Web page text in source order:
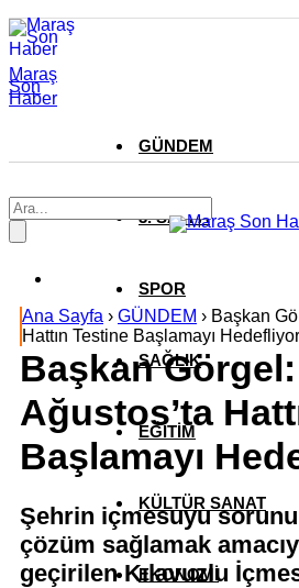
Maraş
Son
Haber
GÜNDEM
3. SAYFA
SPOR
SAĞLIK
EĞİTİM
KÜLTÜR SANAT
EKONOMİ
Ana Sayfa › GÜNDEM › Başkan
Hattın Testine Başlamayı
Başkan Görgel:
Ağustos’ta
Başlamayı
Şehrin içmesuyu
çözüm sağlamak
geçirilen Kılavuzlu